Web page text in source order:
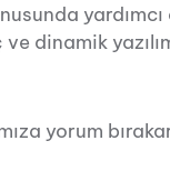
dinamik
yorum